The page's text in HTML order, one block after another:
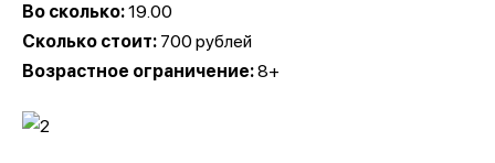
Во сколько:19.00
Сколько стоит: 700 рублей
Возрастное ограничение:8+